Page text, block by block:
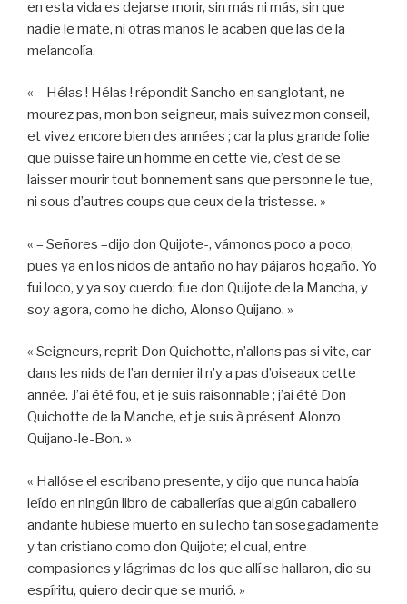
en esta vida es dejarse morir, sin más ni más, sin que
nadie le mate, ni otras manos le acaben que las de la
melancolía.
« – Hélas ! Hélas ! répondit Sancho en sanglotant, ne
mourez pas, mon bon seigneur, mais suivez mon conseil,
et vivez encore bien des années ; car la plus grande folie
que puisse faire un homme en cette vie, c’est de se
laisser mourir tout bonnement sans que personne le tue,
ni sous d’autres coups que ceux de la tristesse. »
« – Señores –dijo don Quijote-, vámonos poco a poco,
pues ya en los nidos de antaño no hay pájaros hogaño. Yo
fui loco, y ya soy cuerdo: fue don Quijote de la Mancha, y
soy agora, como he dicho, Alonso Quijano. »
« Seigneurs, reprit Don Quichotte, n’allons pas si vite, car
dans les nids de l’an dernier il n’y a pas d’oiseaux cette
année. J’ai été fou, et je suis raisonnable ; j’ai été Don
Quichotte de la Manche, et je suis à présent Alonzo
Quijano-le-Bon. »
« Hallóse el escribano presente, y dijo que nunca había
leído en ningún libro de caballerías que algún caballero
andante hubiese muerto en su lecho tan sosegadamente
y tan cristiano como don Quijote; el cual, entre
compasiones y lágrimas de los que allí se hallaron, dio su
espíritu, quiero decir que se murió. »